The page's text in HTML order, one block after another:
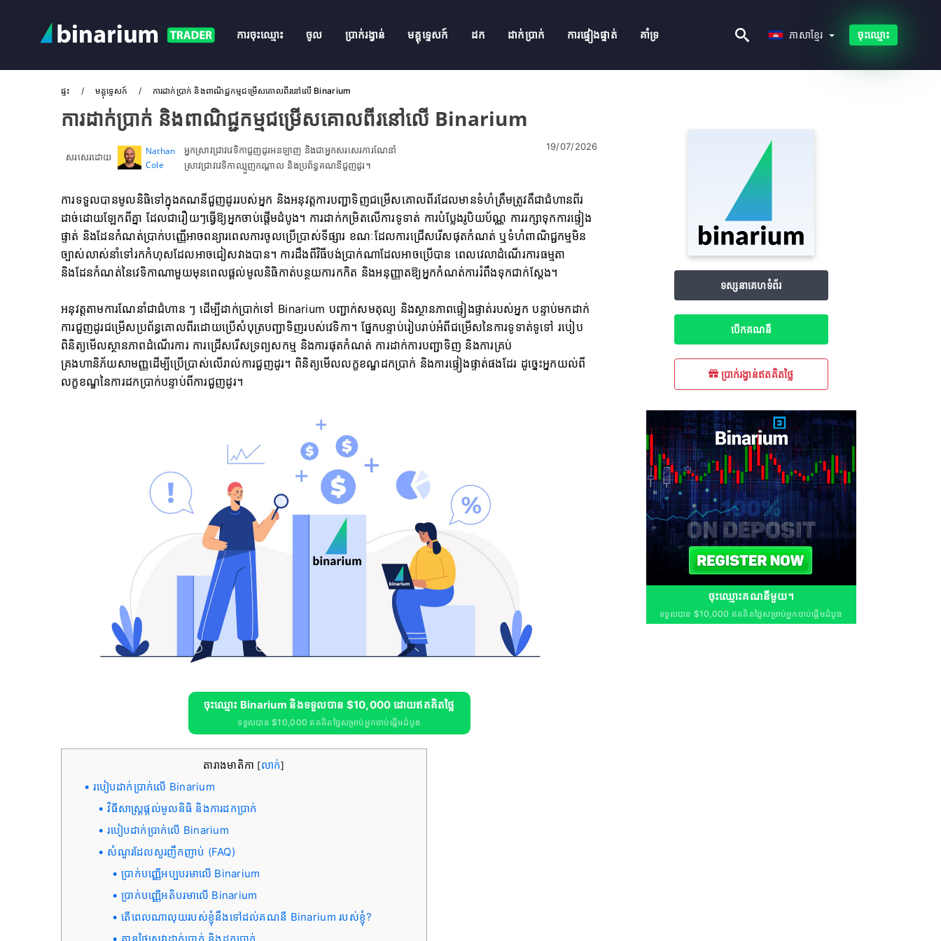
ការចុះឈ្មោះ ចូល ប្រាក់រង្វាន់ មគ្គុទ្ទេសក៍ ដក ដាក់ប្រាក់ ការផ្ទៀងផ្ទាត់ គាំទ្រ ភាសាខ្មែរ ចុះឈ្មោះ
ផ្ទះ មគ្គុទ្ទេសក៍ ការដាក់ប្រាក់ និងពាណិជ្ជកម្មជម្រើសគោលពីរនៅលើ Binarium
ការដាក់ប្រាក់ និងពាណិជ្ជកម្មជម្រើសគោលពីរនៅលើ Binarium
សរសេរដោយ
Nathan
Cole
អ្នកស្រាវជ្រាវវេទិកាជួញដូរអនឡាញ និងជាអ្នកសរសេរការណែនាំ
ស្រាវជ្រាវវេទិកាឈ្មួញកណ្តាល និងប្រព័ន្ធគណនីជួញដូរ។
19/07/2026
ការទទួលបានមូលនិធិទៅក្នុងគណនីជួញដូររបស់អ្នក និងអនុវត្តការបញ្ជាទិញជម្រើសគោលពីរដែលមានទំហំត្រឹមត្រូវគឺជាជំហានពីរ
ដាច់ដោយឡែកពីគ្នា ដែលជារឿយៗធ្វើឱ្យអ្នកចាប់ផ្តើមដំបូង។ ការដាក់កម្រិតលើការទូទាត់ ការបំប្លែងរូបិយប័ណ្ណ ការរក្សាទុកការផ្ទៀង
ផ្ទាត់ និងដែនកំណត់ប្រាក់បញ្ញើអាចពន្យារពេលការចូលប្រើប្រាស់ទីផ្សារ ខណៈដែលការជ្រើសរើសផុតកំណត់ ឬទំហំពាណិជ្ជកម្មមិន
ច្បាស់លាស់នាំទៅរកកំហុសដែលអាចជៀសវាងបាន។ ការដឹងពីវិធីបង់ប្រាក់ណាដែលអាចប្រើបាន ពេលវេលាដំណើរការធម្មតា
និងដែនកំណត់នៃវេទិកាណាមួយមុនពេលផ្តល់មូលនិធិកាត់បន្ថយការកកិត និងអនុញ្ញាតឱ្យអ្នកកំណត់ការរំពឹងទុកជាក់ស្តែង។
អនុវត្តតាមការណែនាំជាជំហាន ៗ ដើម្បីដាក់ប្រាក់ទៅ Binarium បញ្ជាក់សមតុល្យ និងស្ថានភាពផ្ទៀងផ្ទាត់របស់អ្នក បន្ទាប់មកដាក់
ការជួញដូរជម្រើសប្រព័ន្ធគោលពីរដោយប្រើសំបុត្របញ្ជាទិញរបស់វេទិកា។ ផ្នែកបន្ទាប់រៀបរាប់អំពីជម្រើសនៃការទូទាត់ទូទៅ របៀប
ពិនិត្យមើលស្ថានភាពដំណើរការ ការជ្រើសរើសទ្រព្យសកម្ម និងការផុតកំណត់ ការដាក់ការបញ្ជាទិញ និងការគ្រប់
គ្រងហានិភ័យសាមញ្ញដើម្បីប្រើប្រាស់លើរាល់ការជួញដូរ។ ពិនិត្យមើលលក្ខខណ្ឌដកប្រាក់ និងការផ្ទៀងផ្ទាត់ផងដែរ ដូច្នេះអ្នកយល់ពី
លក្ខខណ្ឌនៃការដកប្រាក់បន្ទាប់ពីការជួញដូរ។
ចុះឈ្មោះ Binarium និងទទួលបាន $10,000 ដោយឥតគិតថ្លៃ
ទទួលបាន $10,000 ឥតគិតថ្លៃសម្រាប់អ្នកចាប់ផ្តើមដំបូង
តារាងមាតិកា [លាក់]
របៀបដាក់ប្រាក់លើ Binarium
វិធីសាស្រ្តផ្តល់មូលនិធិ និងការដកប្រាក់
របៀបដាក់ប្រាក់លើ Binarium
សំណួរដែលសួរញឹកញាប់ (FAQ)
ប្រាក់បញ្ញើអប្បបរមាលើ Binarium
ប្រាក់បញ្ញើអតិបរមាលើ Binarium
តើពេលណាលុយរបស់ខ្ញុំនឹងទៅដល់គណនី Binarium របស់ខ្ញុំ?
ទស្សនាគេហទំព័រ
បើក​គណនី
ប្រាក់រង្វាន់ឥតគិតថ្លៃ
ចុះឈ្មោះគណនីមួយ។
ទទួលបាន $10,000 ឥតគិតថ្លៃសម្រាប់អ្នកចាប់ផ្តើមដំបូង